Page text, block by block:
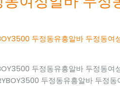
두정동유흥알바 두정동여
두정동유흥알바 두정동여
두정동유흥알바 두정